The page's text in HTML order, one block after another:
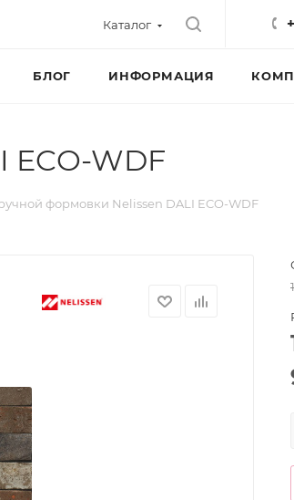
Каталог
БЛОГ ИНФОРМАЦИЯ
WDF
формовки Nelissen DALI ECO-WDF